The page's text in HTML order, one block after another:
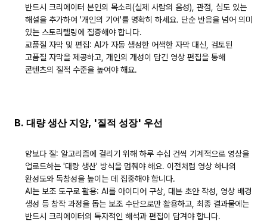
반드시 크리에이터 본인의 목소리(실제 사람의 음성), 관점, 심도 있는
해설을 추가하여 '개인의 기여'를 명확히 하세요. 단순 반응을 넘어 의미
있는 스토리텔링에 집중해야 합니다.
고품질 자막 및 편집: AI가 자동 생성한 어색한 자막 대신, 검토된
고품질 자막을 제공하고, 개인의 개성이 담긴 영상 편집을 통해
콘텐츠의 질적 수준을 높여야 해요.
B. 대량 생산 지양, '질적 성장' 우선
양보다 질: 알고리즘에 걸리기 위해 하루 수십 건씩 기계적으로 영상을
완성도와 독창성을 높이는 데 집중해야 합니다.
AI는 보조 도구로 활용: AI를 아이디어 구상, 대본 초안 작성, 영상 배경
생성 등 창작 과정을 돕는 보조 수단으로만 활용하고, 최종 결과물에는
반드시 크리에이터의 독자적인 해석과 편집이 담겨야 합니다.